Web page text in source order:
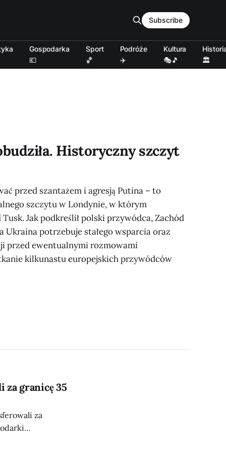
Gospodarka
💶
Sport
🏀
Podróże
✈️
Kultura
🎭🎵
🏛️
Subscribe
Historyczny szczyt
przed szantażem i agresją Putina – to
szczytu w Londynie, w którym
Jak podkreślił polski przywódca, Zachód
Ukraina potrzebuje stałego wsparcia oraz
przed ewentualnymi rozmowami
kilkunastu europejskich przywódców
za granicę 35
za